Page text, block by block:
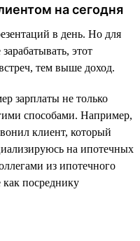
на сегодня
в день. Но для
этот
тем выше доход.
зарплаты не только
способами. Например,
клиент, который
на ипотечных
из ипотечного
как посреднику